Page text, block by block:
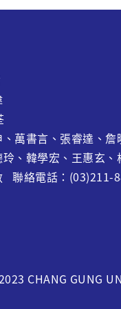
萬書言、張睿達、詹
、韓學宏、王惠玄、
聯絡電話：(03)211-
CHANG GUNG